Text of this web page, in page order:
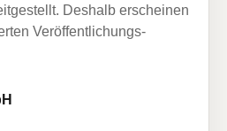
Deshalb erscheinen
Veröffentlichungs-